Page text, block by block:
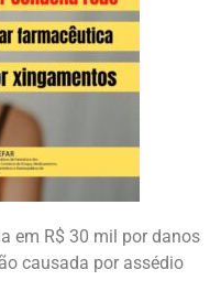
em R$ 30 mil por danos
causada por assédio